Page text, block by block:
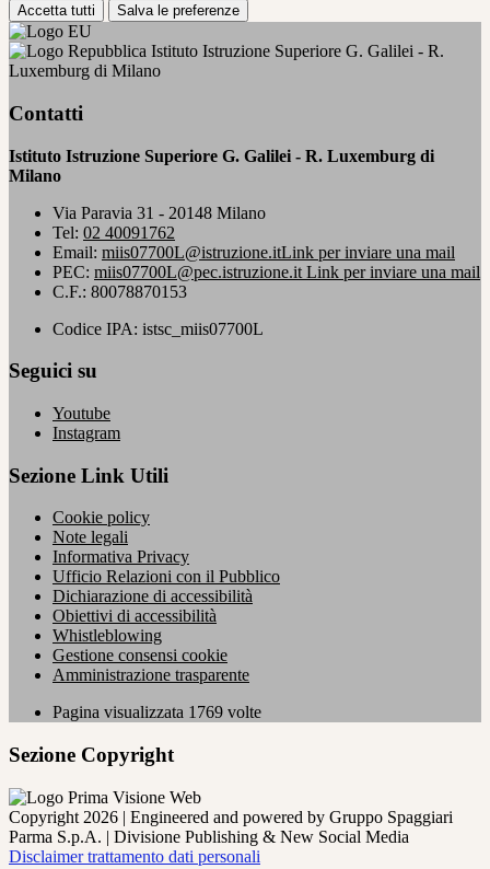
Accetta tutti Salva le preferenze
Istituto Istruzione Superiore G. Galilei - R.
Luxemburg di Milano
Contatti
Istituto Istruzione Superiore G. Galilei - R. Luxemburg di
Milano
Via Paravia 31 - 20148 Milano
Tel: 02 40091762
Email: miis07700L@istruzione.itLink per inviare una mail
PEC: miis07700L@pec.istruzione.it Link per inviare una mail
C.F.: 80078870153
Codice IPA: istsc_miis07700L
Seguici su
Youtube
Instagram
Sezione Link Utili
Cookie policy
Note legali
Informativa Privacy
Ufficio Relazioni con il Pubblico
Dichiarazione di accessibilità
Obiettivi di accessibilità
Whistleblowing
Gestione consensi cookie
Amministrazione trasparente
Pagina visualizzata 1769 volte
Sezione Copyright
Copyright 2026 | Engineered and powered by Gruppo Spaggiari
Parma S.p.A. | Divisione Publishing & New Social Media
Disclaimer trattamento dati personali